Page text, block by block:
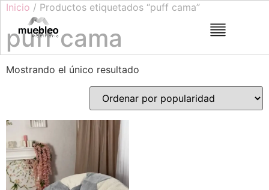
Inicio / Productos etiquetados “puff cama”
puff cama
Mostrando el único resultado